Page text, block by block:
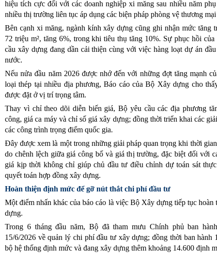
hiệu tích cực đối với các doanh nghiệp xi măng sau nhiều năm
nhiều thị trường liên tục áp dụng các biện pháp phòng vệ thương
Bên cạnh xi măng, ngành kính xây dựng cũng ghi nhận mức tăng
72 triệu m², tăng 6%, trong khi tiêu thụ tăng 10%. Sự phục hồi
cầu xây dựng đang dần cải thiện cùng với việc hàng loạt dự án
nước.
Nếu nửa đầu năm 2026 được nhớ đến với những đợt tăng mạnh
loại thép tại nhiều địa phương, Báo cáo của Bộ Xây dựng cho
được đặt ở vị trí trọng tâm.
Thay vì chỉ theo dõi diễn biến giá, Bộ yêu cầu các địa phương
công, giá ca máy và chỉ số giá xây dựng; đồng thời triển khai các
các công trình trọng điểm quốc gia.
Đây được xem là một trong những giải pháp quan trọng khi thời
do chênh lệch giữa giá công bố và giá thị trường, đặc biệt đối với
giá kịp thời không chỉ giúp chủ đầu tư điều chỉnh dự toán sát
quyết toán hợp đồng xây dựng.
Hoàn thiện định mức để gỡ nút thắt chi phí đầu tư
Một điểm nhấn khác của báo cáo là việc Bộ Xây dựng tiếp tục
dựng.
Trong 6 tháng đầu năm, Bộ đã tham mưu Chính phủ ban
15/6/2026 về quản lý chi phí đầu tư xây dựng; đồng thời ban hành
bộ hệ thống định mức và đang xây dựng thêm khoảng 14.600 định